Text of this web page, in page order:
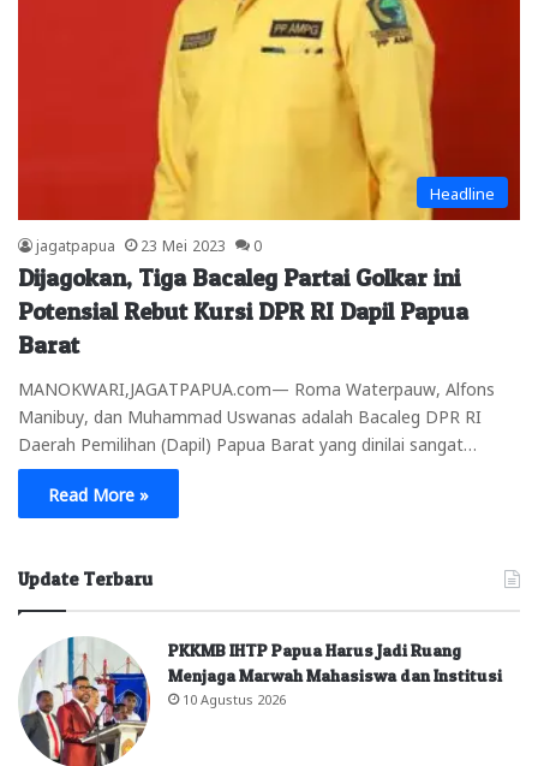
Headline
jagatpapua 23 Mei 2023 0
Dijagokan, Tiga Bacaleg Partai Golkar ini
Potensial Rebut Kursi DPR RI Dapil Papua
Barat
MANOKWARI,JAGATPAPUA.com— Roma Waterpauw, Alfons
Manibuy, dan Muhammad Uswanas adalah Bacaleg DPR RI
Daerah Pemilihan (Dapil) Papua Barat yang dinilai sangat…
Read More »
Update Terbaru
PKKMB IHTP Papua Harus Jadi Ruang
Menjaga Marwah Mahasiswa dan Institusi
10 Agustus 2026